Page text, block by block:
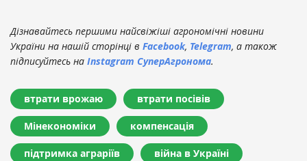
Дізнавайтесь першими найсвіжіші агрономічні новини
України на нашій сторінці в Facebook, Telegram, а також
підписуйтесь на Instagram СуперАгронома.
втрати врожаю втрати посівів
Мінекономіки компенсація
підтримка аграріїв війна в Україні